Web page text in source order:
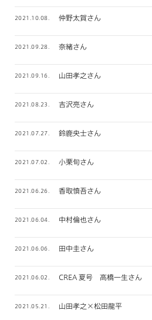
2021.10.08. 仲野太賀さん
2021.09.28. 奈緒さん
2021.09.16. 山田孝之さん
2021.08.23. 吉沢亮さん
2021.07.27. 鈴鹿央士さん
2021.07.02. 小栗旬さん
2021.06.26. 香取慎吾さん
2021.06.04. 中村倫也さん
2021.06.06. 田中圭さん
2021.06.02. CREA 夏号 高橋一生さん
2021.05.21. 山田孝之×松田龍平